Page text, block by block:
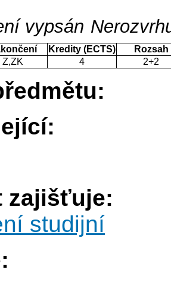
vypsán
Kredity (ECTS)
Rozsah
Z,ZK 4 2+2
zajišťuje:
studijní